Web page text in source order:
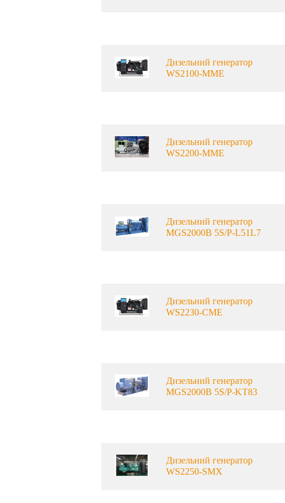
Дизельний генератор
WS2100-MME
Дизельний генератор
WS2200-MME
Дизельний генератор
MGS2000B 5S/P-L51L7
Дизельний генератор
WS2230-CME
Дизельний генератор
MGS2000B 5S/P-KT83
Дизельний генератор
WS2250-SMX